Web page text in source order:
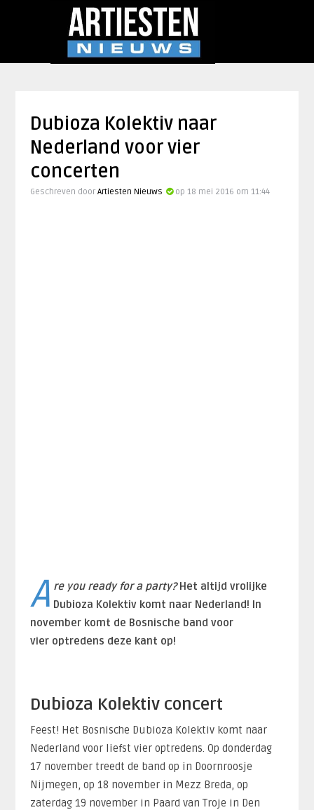
Dubioza Kolektiv naar
Nederland voor vier
concerten
Geschreven door Artiesten Nieuws op 18 mei 2016 om 11:44
A re you ready for a party?Het altijd vrolijke
Dubioza Kolektiv komt naar Nederland! In
november komt de Bosnische band voor
vier optredens deze kant op!
Dubioza Kolektiv concert
Feest! Het Bosnische Dubioza Kolektiv komt naar
Nederland voor liefst vier optredens. Op donderdag
17 november treedt de band op in Doornroosje
Nijmegen, op 18 november in Mezz Breda, op
zaterdag 19 november in Paard van Troje in Den